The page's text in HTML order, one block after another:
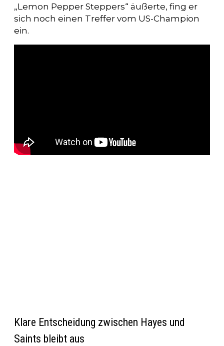
„Lemon Pepper Steppers“ äußerte, fing er
sich noch einen Treffer vom US-Champion
ein.
Klare Entscheidung zwischen Hayes und
Saints bleibt aus